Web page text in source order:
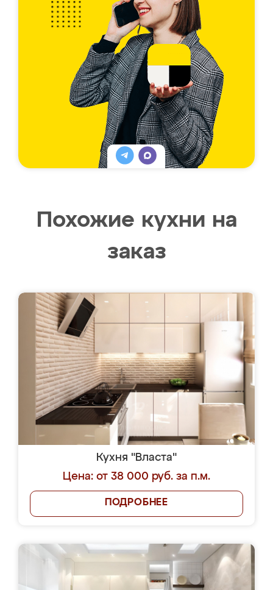
Похожие кухни на
заказ
Кухня "Власта"
Цена: от 38 000 руб. за п.м.
ПОДРОБНЕЕ